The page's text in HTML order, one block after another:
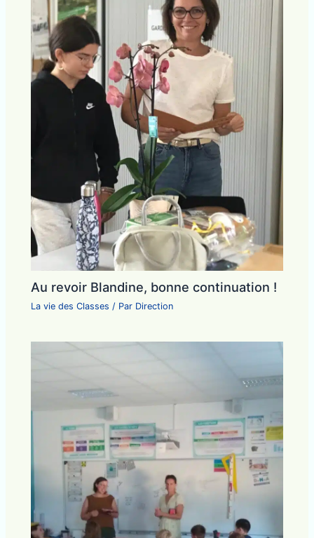
Au revoir Blandine, bonne continuation !
La vie des Classes / Par Direction